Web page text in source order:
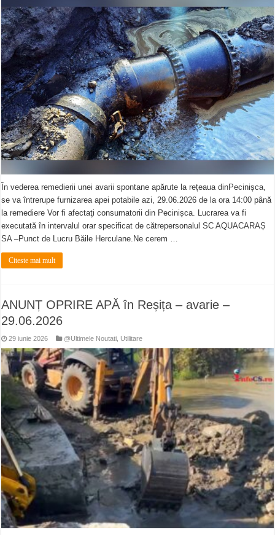
În vederea remedierii unei avarii spontane apărute la rețeaua dinPecinișca,
se va întrerupe furnizarea apei potabile azi, 29.06.2026 de la ora 14:00 până
la remediere Vor fi afectaţi consumatorii din Pecinișca. Lucrarea va fi
executată în intervalul orar specificat de cătrepersonalul SC AQUACARAȘ
SA –Punct de Lucru Băile Herculane.Ne cerem …
Citeste mai mult
ANUNȚ OPRIRE APĂ în Reșița – avarie –
29.06.2026
29 iunie 2026 @Ultimele Noutati Utilitare